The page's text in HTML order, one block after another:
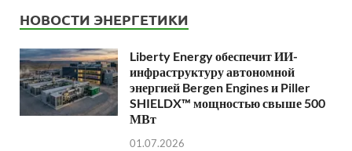
НОВОСТИ ЭНЕРГЕТИКИ
Liberty Energy обеспечит ИИ-
инфраструктуру автономной
энергией Bergen Engines и Piller
SHIELDX™ мощностью свыше 500
МВт
01.07.2026